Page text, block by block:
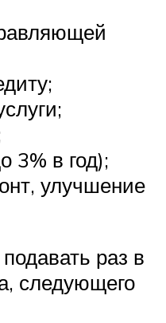
3% в год);
улучшение
раз в
следующего